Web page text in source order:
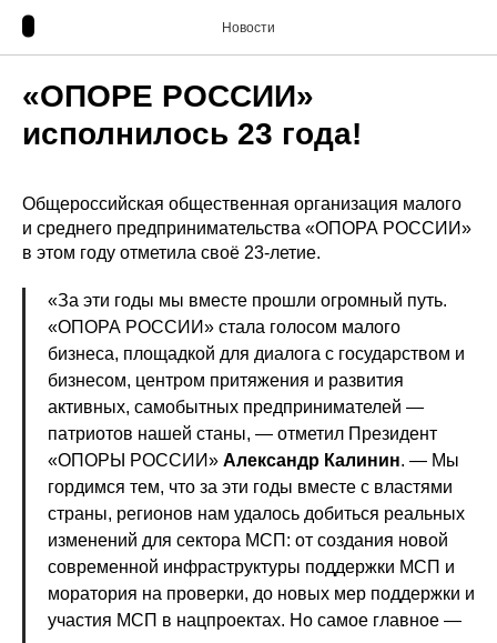
Новости
«ОПОРЕ РОССИИ»
исполнилось 23 года!
Общероссийская общественная организация малого
и среднего предпринимательства «ОПОРА РОССИИ»
в этом году отметила своё 23-летие.
«За эти годы мы вместе прошли огромный путь.
«ОПОРА РОССИИ» стала голосом малого
бизнеса, площадкой для диалога с государством и
бизнесом, центром притяжения и развития
активных, самобытных предпринимателей —
патриотов нашей станы, — отметил Президент
«ОПОРЫ РОССИИ» Александр Калинин. — Мы
гордимся тем, что за эти годы вместе с властями
страны, регионов нам удалось добиться реальных
изменений для сектора МСП: от создания новой
современной инфраструктуры поддержки МСП и
моратория на проверки, до новых мер поддержки и
участия МСП в нацпроектах. Но самое главное —